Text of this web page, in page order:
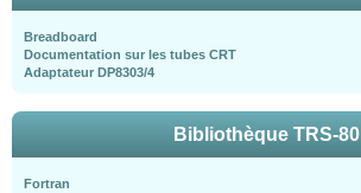
Breadboard
Documentation sur les tubes CRT
Adaptateur DP8303/4
Bibliothèque TRS-80
Fortran